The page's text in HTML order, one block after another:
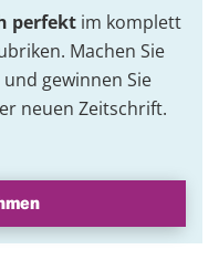
perfekt im komplett
Machen Sie
gewinnen Sie
neuen Zeitschrift.